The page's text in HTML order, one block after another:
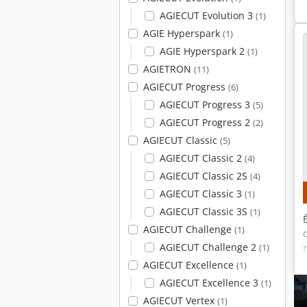
AGIECUT Evolution 3 (1)
AGIE Hyperspark (1)
AGIE Hyperspark 2 (1)
AGIETRON (11)
AGIECUT Progress (6)
AGIECUT Progress 3 (5)
AGIECUT Progress 2 (2)
AGIECUT Classic (5)
AGIECUT Classic 2 (4)
AGIECUT Classic 2S (4)
AGIECUT Classic 3 (1)
AGIECUT Classic 3S (1)
AGIECUT Challenge (1)
AGIECUT Challenge 2 (1)
AGIECUT Excellence (1)
AGIECUT Excellence 3 (1)
AGIECUT Vertex (1)